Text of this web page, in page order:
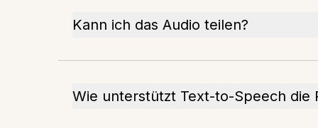
Kann ich das Audio teilen?
Wie unterstützt Text-to-Speech die